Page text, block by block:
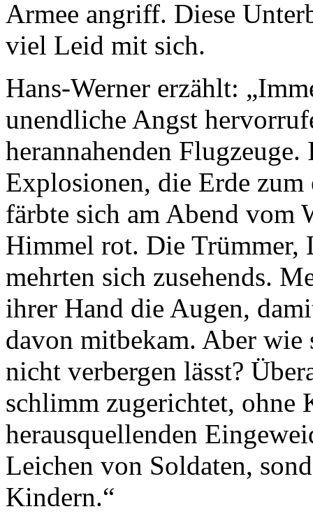
Armee angriff. Diese
viel Leid mit sich.
Hans-Werner erzählt:
unendliche Angst
herannahenden
Explosionen, die Erde
färbte sich am Abend vom
Himmel rot. Die Trümmer,
mehrten sich zusehends.
ihrer Hand die Augen,
davon mitbekam. Aber wie
nicht verbergen lässt?
schlimm zugerichtet, ohne
herausquellenden
Leichen von Soldaten,
Kindern.“